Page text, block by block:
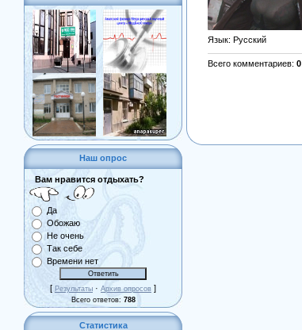
Наш опрос
Вам нравится отдыхать?
Да
Обожаю
Не очень
Так себе
Времени нет
[ Результаты · Архив опросов ]
Всего ответов: 788
Статистика
Язык: Русский
Всего комментариев: 0